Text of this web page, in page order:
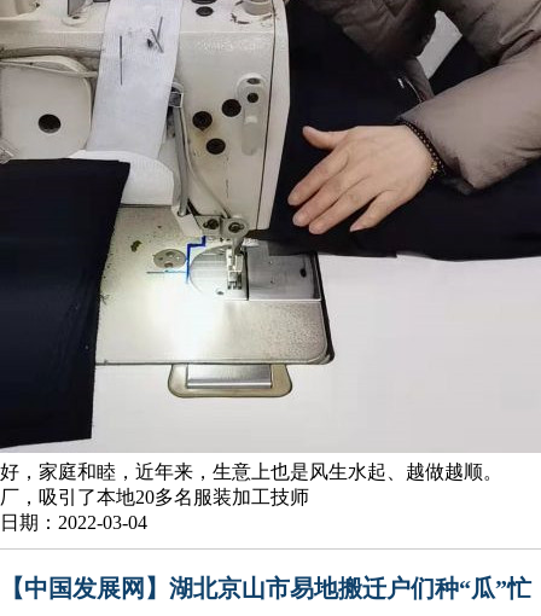
好，家庭和睦，近年来，生意上也是风生水起、越做越顺。
厂，吸引了本地20多名服装加工技师
日期：2022-03-04
【中国发展网】湖北京山市易地搬迁户们种“瓜”忙